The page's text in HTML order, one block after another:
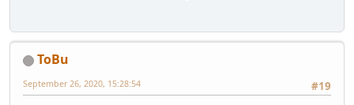
ToBu
#19
September 26, 2020, 15:28:54